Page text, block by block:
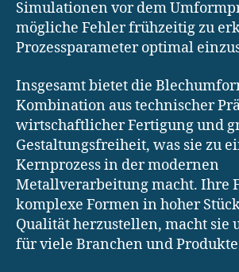
Simulationen vor dem
mögliche Fehler frühzeitig zu
Prozessparameter optimal
Insgesamt bietet die
Kombination aus technischer
wirtschaftlicher Fertigung und
Gestaltungsfreiheit, was sie zu
Kernprozess in der modernen
Metallverarbeitung macht. Ihre
komplexe Formen in hoher
Qualität herzustellen, macht sie
für viele Branchen und